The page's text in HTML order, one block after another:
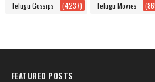
Telugu Gossips (4237) Telugu Movies
FEATURED POSTS